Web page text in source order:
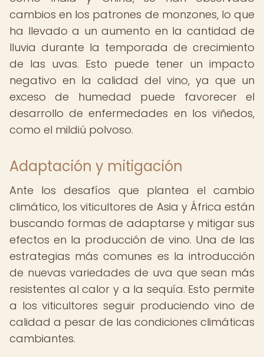
cambios en los patrones de monzones, lo que
ha llevado a un aumento en la cantidad de
lluvia durante la temporada de crecimiento
de las uvas. Esto puede tener un impacto
negativo en la calidad del vino, ya que un
exceso de humedad puede favorecer el
desarrollo de enfermedades en los viñedos,
como el mildiú polvoso.
Adaptación y mitigación
Ante los desafíos que plantea el cambio
climático, los viticultores de Asia y África están
buscando formas de adaptarse y mitigar sus
efectos en la producción de vino. Una de las
estrategias más comunes es la introducción
de nuevas variedades de uva que sean más
resistentes al calor y a la sequía. Esto permite
a los viticultores seguir produciendo vino de
calidad a pesar de las condiciones climáticas
cambiantes.